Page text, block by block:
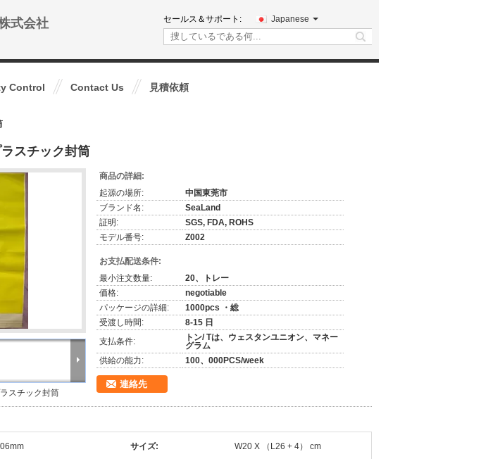
式会社 セールス＆サポート: Japanese
search
Control Contact Us 見積依頼
スチック封筒
スチック封筒
商品の詳細:
起源の場所:
中国東莞市
ブランド名:
SeaLand
証明:
SGS, FDA, ROHS
モデル番号:
Z002
お支払配送条件:
最小注文数量:
20、トレー
価格:
negotiable
パッケージの詳細:
1000pcs ・総
受渡し時間:
8-15 日
支払条件:
トン/ Tは、ウェスタンユニオン、マネー
グラム
供給の能力:
100、000PCS/week
連絡先
サイズ: W20 X （L26 + 4） cm